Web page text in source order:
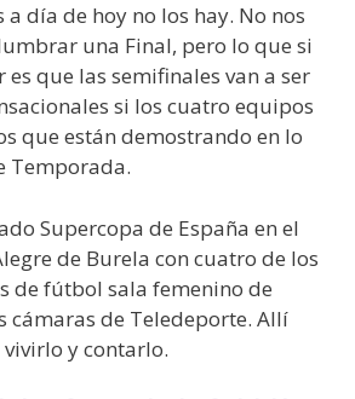
a día de hoy no los hay. No nos
una Final, pero lo que si
es que las semifinales van a ser
si los cuatro equipos
que están demostrando en lo
Temporada.
Supercopa de España en el
de Burela con cuatro de los
de fútbol sala femenino de
cámaras de Teledeporte. Allí
y contarlo.